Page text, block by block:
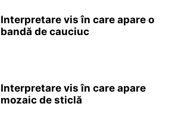
Interpretare vis în care apare o
bandă de cauciuc
Interpretare vis în care apare
mozaic de sticlă